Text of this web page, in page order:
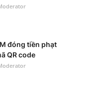
đóng tiền phạt
QR code